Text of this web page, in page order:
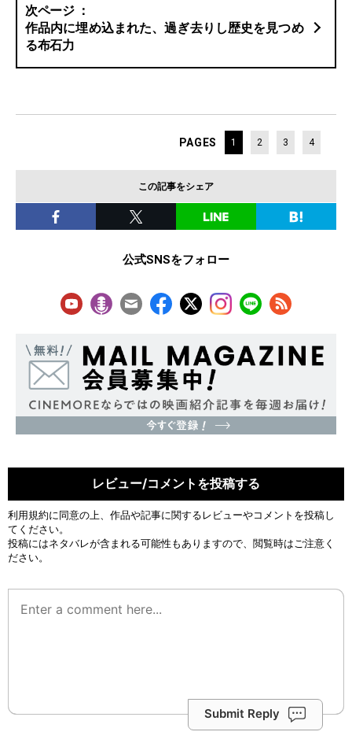
作品内に埋め込まれた、過ぎ去りし歴史を見つめ
る布石力
PAGES 1 2 3 4
この記事をシェア
公式SNSをフォロー
レビュー/コメントを投稿する
利用規約に同意の上、作品や記事に関するレビューやコメントを投稿し
てください。
投稿にはネタバレが含まれる可能性もありますので、閲覧時はご注意く
ださい。
Submit Reply